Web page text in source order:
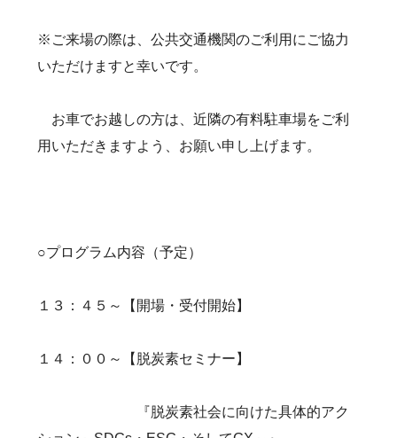
※ご来場の際は、公共交通機関のご利用にご協力
いただけますと幸いです。
お車でお越しの方は、近隣の有料駐車場をご利
用いただきますよう、お願い申し上げます。
○プログラム内容（予定）
１３：４５～【開場・受付開始】
１４：００～【脱炭素セミナー】
『脱炭素社会に向けた具体的アク